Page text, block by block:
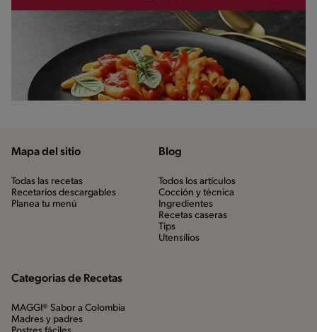
Mapa del sitio
Todas las recetas
Recetarios descargables
Planea tu menú
Blog
Todos los artículos
Cocción y técnica
Ingredientes
Recetas caseras
Tips
Utensílios
Categorias de Recetas
MAGGI® Sabor a Colombia
Madres y padres